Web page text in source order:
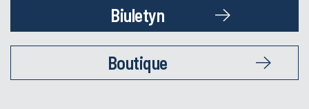
Biuletyn
Boutique